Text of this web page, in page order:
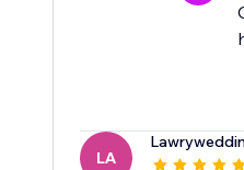
LA